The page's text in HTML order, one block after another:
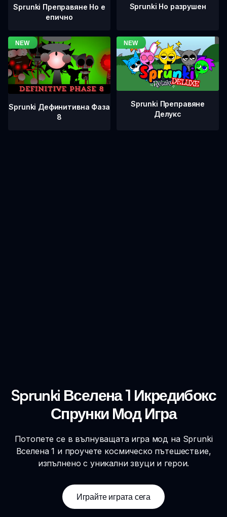
Sprunki Преправяне Но е
епично
Sprunki Но разрушен
Sprunki Дефинитивна Фаза
8
Sprunki Преправяне
Делукс
Sprunki Вселена 1 Икредибокс
Спрунки Мод Игра
Потопете се в вълнуващата игра мод на Sprunki
Вселена 1 и проучете космическо пътешествие,
изпълнено с уникални звуци и герои.
Играйте играта сега